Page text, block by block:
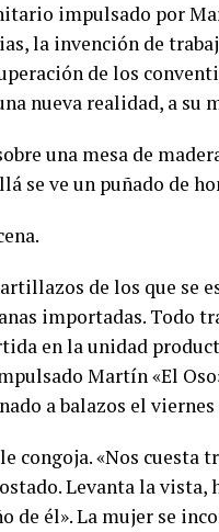
impulsado por
la invención de
de los
nueva realidad, a
una mesa de
se ve un puñado de
de los que se
importadas. Todo
en la unidad
Martín «El
a balazos el
congoja. «Nos cuesta
Levanta la vista,
de él». La mujer se